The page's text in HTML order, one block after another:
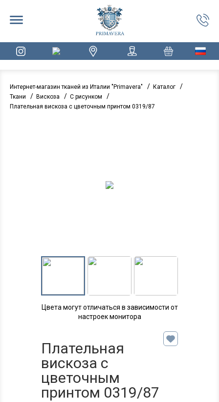
Интернет-магазин тканей из Италии "Primavera" / Каталог /
Ткани / Вискоза / С рисунком /
Плательная вискоза с цветочным принтом 0319/87
Цвета могут отличаться в зависимости от
настроек монитора
Плательная
вискоза с
цветочным
принтом 0319/87